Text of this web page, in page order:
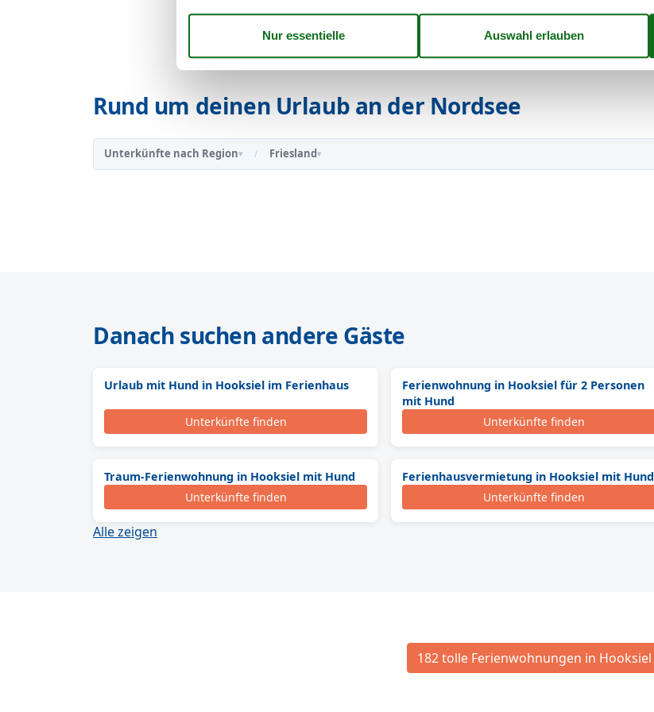
Danach suchen andere Gäste
Urlaub mit Hund in Hooksiel im Ferienhaus
Unterkünfte finden
Ferienwohnung in Hooksiel für 2 Personen
mit Hund
Unterkünfte finden
Traum-Ferienwohnung in Hooksiel mit Hund
Unterkünfte finden
Ferienhausvermietung in Hooksiel mit Hund
Unterkünfte finden
Alle zeigen
182 tolle Ferienwohnungen in Hooksiel
Rund um deinen Urlaub an der Nordsee
Unterkünfte nach Region▾ / Friesland▾